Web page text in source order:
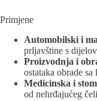
Primjene
Automobilski i
prljavštine s
Proizvodnja i
ostataka obrade
Medicinska i
od nehrđajućeg